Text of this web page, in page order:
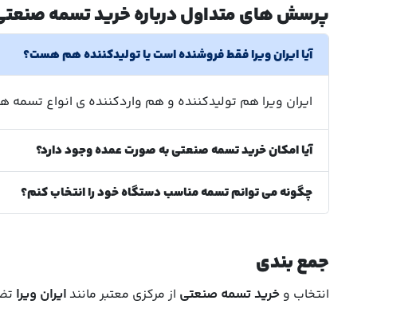
پرسش های متداول درباره خرید تسمه
آیا ایران ویرا فقط فروشنده است یا تولیدکننده هم هست؟
ایران ویرا هم تولیدکننده و هم واردکننده ی انواع
آیا امکان خرید تسمه صنعتی به صورت عمده وجود دارد؟
چگونه می توانم تسمه مناسب دستگاه خود را انتخاب کنم؟
جمع بندی
انتخاب و خرید تسمه صنعتی از مرکزی معتبر مانند ایران ویرا